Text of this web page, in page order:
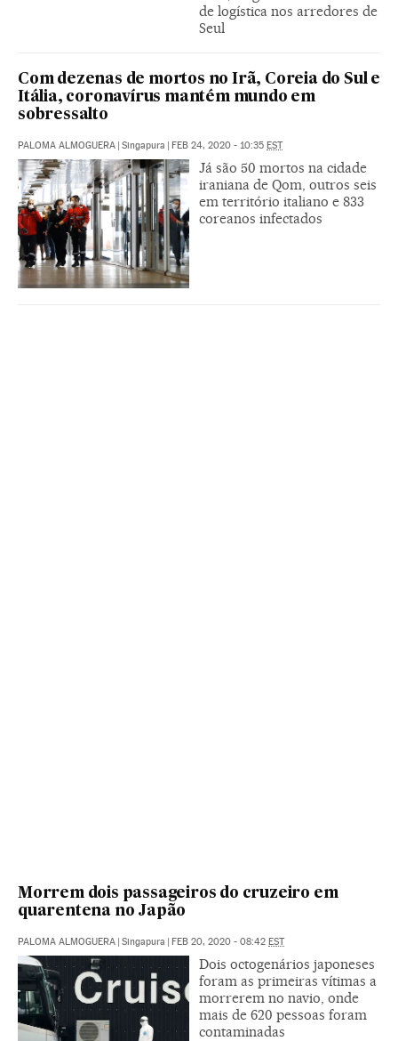
de logística nos arredores de
Seul
Com dezenas de mortos no Irã, Coreia do Sul e
Itália, coronavírus mantém mundo em
sobressalto
PALOMA ALMOGUERA | Singapura | FEB 24, 2020 - 10:35 EST
Já são 50 mortos na cidade
iraniana de Qom, outros seis
em território italiano e 833
coreanos infectados
Morrem dois passageiros do cruzeiro em
quarentena no Japão
PALOMA ALMOGUERA | Singapura | FEB 20, 2020 - 08:42 EST
Dois octogenários japoneses
foram as primeiras vítimas a
morrerem no navio, onde
mais de 620 pessoas foram
contaminadas